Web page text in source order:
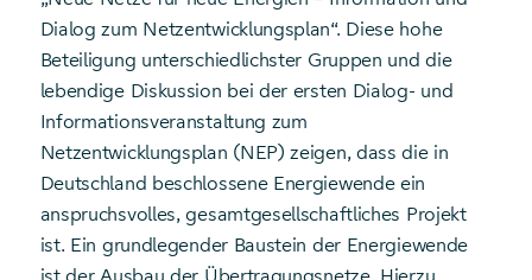
Dialog zum Netzentwicklungsplan“. Diese hohe
Beteiligung unterschiedlichster Gruppen und die
lebendige Diskussion bei der ersten Dialog- und
Informationsveranstaltung zum
Netzentwicklungsplan (NEP) zeigen, dass die in
Deutschland beschlossene Energiewende ein
anspruchsvolles, gesamtgesellschaftliches Projekt
ist. Ein grundlegender Baustein der Energiewende